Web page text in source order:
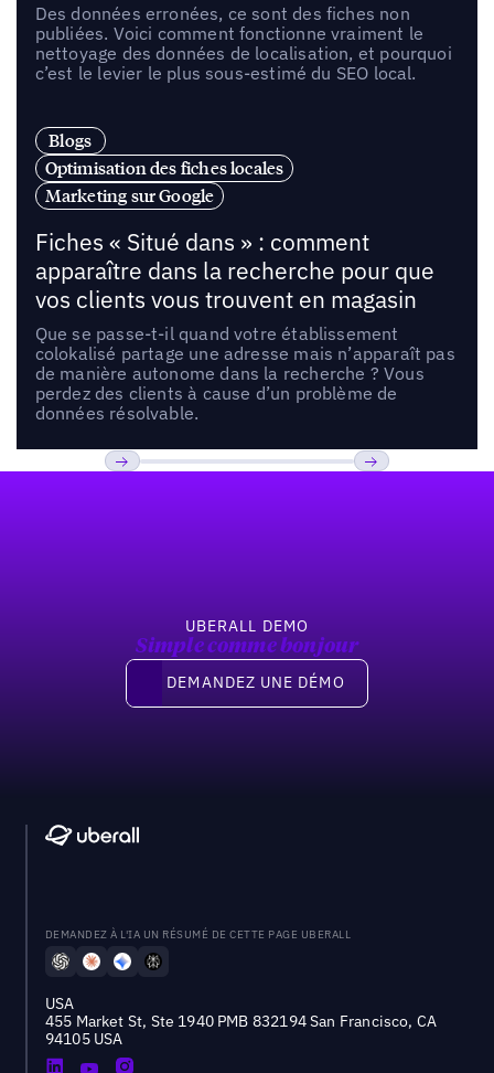
Des données erronées, ce sont des fiches non
publiées. Voici comment fonctionne vraiment le
nettoyage des données de localisation, et pourquoi
c’est le levier le plus sous-estimé du SEO local.
Blogs
Optimisation des fiches locales
Marketing sur Google
Fiches « Situé dans » : comment
apparaître dans la recherche pour que
vos clients vous trouvent en magasin
Que se passe-t-il quand votre établissement
colokalisé partage une adresse mais n’apparaît pas
de manière autonome dans la recherche ? Vous
perdez des clients à cause d’un problème de
données résolvable.
UBERALL DEMO
Simple comme bonjour
Demandez une démo
DEMANDEZ UNE DÉMO
DEMANDEZ À L'IA UN RÉSUMÉ DE CETTE PAGE UBERALL
USA
455 Market St, Ste 1940 PMB 832194 San Francisco, CA
94105 USA